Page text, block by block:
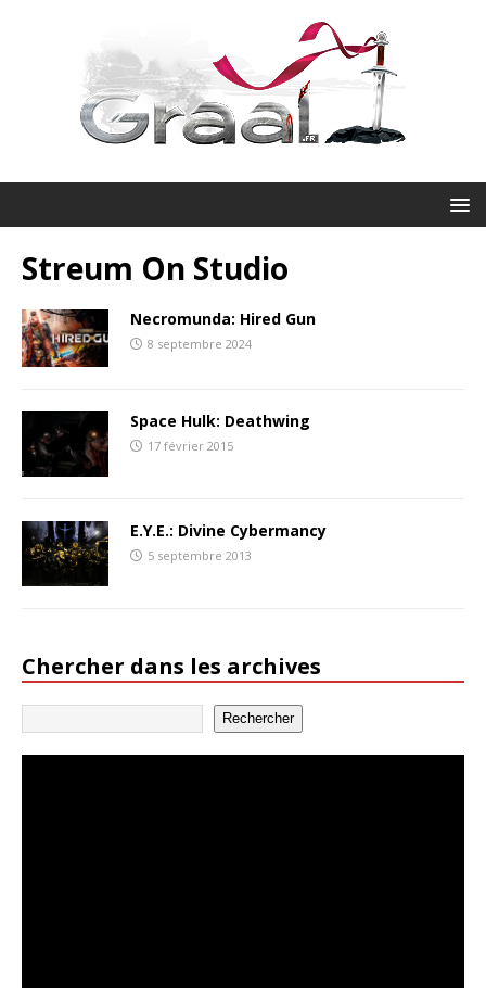
Streum On Studio
Necromunda: Hired Gun
8 septembre 2024
Space Hulk: Deathwing
17 février 2015
E.Y.E.: Divine Cybermancy
5 septembre 2013
Chercher dans les archives
Rechercher